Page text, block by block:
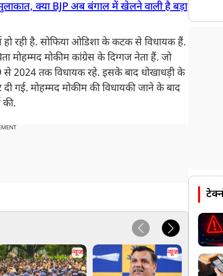
क्या BJP अब बंगाल में खेलने वाली है बड़ा
रही है. सोफिया ओडिशा के कटक से विधायक हैं.
मोहम्मद मोकीम कांग्रेस के दिग्गज नेता हैं. जो
से 2024 तक विधायक रहे. इसके बाद धोखाधड़ी के
गई. मोहम्मद मोकीम की विधायकी जाने के बाद
की.
न्यूज न्यूज